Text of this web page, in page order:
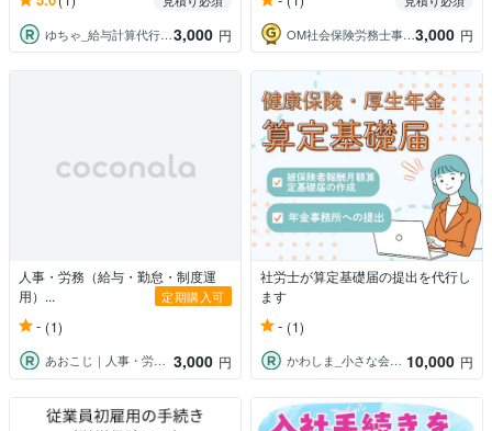
ゆちゃ_給与計算代行・労務サポート 3,000 円
OM社会保険労務士事務所_労務代行 3,000 円
人事・労務（給与・勤怠・制度運
用）...
定期購入可
- (1)
あおこじ｜人事・労務実務サポート 3,000 円
社労士が算定基礎届の提出を代行し
ます
- (1)
かわしま_小さな会社の労務相談・社労士 10,000 円